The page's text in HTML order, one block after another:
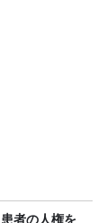
者の人権を